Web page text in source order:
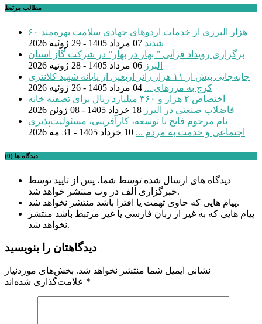
مطالب مرتبط
۶۰ هزار البرزی از خدمات اردوهای جهادی سلامت بهره‌مند
شدند 07 مرداد 1405 - 29 ژوئیه 2026
برگزاری رویداد قرآنی ” بهار در بهار” در شرکت گاز استان
البرز 06 مرداد 1405 - 28 ژوئیه 2026
جابه‌جایی بیش از ۱۱ هزار زائر اربعین از پایانه شهید کلانتری
کرج به مرزهای ... 04 مرداد 1405 - 26 ژوئیه 2026
اختصاص ۲ هزار و ۳۶۰ میلیارد ریال برای تصفیه خانه
فاضلاب صنعتی در البرز 18 خرداد 1405 - 08 ژوئن 2026
نام مرحوم فاتح با توسعه، کارآفرینی، مسئولیت‌پذیری
اجتماعی و خدمت به مردم ... 10 خرداد 1405 - 31 مه 2026
دیدگاه ها (0)
دیدگاه های ارسال شده توسط شما، پس از تایید توسط
خبرگزاری الف در وب منتشر خواهد شد.
پیام هایی که حاوی تهمت یا افترا باشد منتشر نخواهد شد.
پیام هایی که به غیر از زبان فارسی یا غیر مرتبط باشد منتشر
نخواهد شد.
دیدگاهتان را بنویسید
نشانی ایمیل شما منتشر نخواهد شد. بخش‌های موردنیاز
*